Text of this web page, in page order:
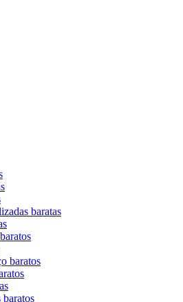
baratas
baratos
baratos